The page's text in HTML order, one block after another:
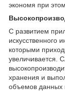
экономя при
С развитием
искусственного
которыми
увеличивается.
хранения и
объемов данных